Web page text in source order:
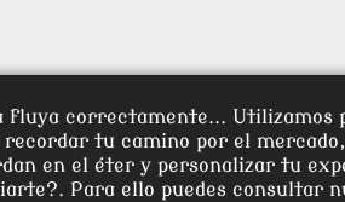
fluya correctamente... Utilizamos
recordar tu camino por el
en el éter y personalizar tu
Para ello puedes consultar